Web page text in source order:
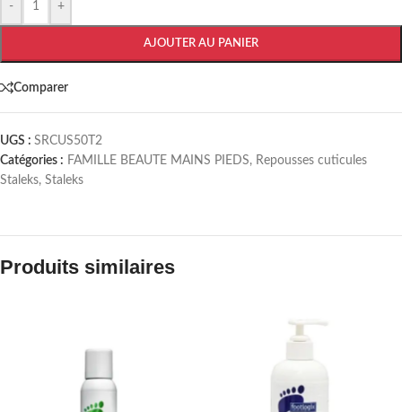
- +
AJOUTER AU PANIER
Comparer
UGS : SRCUS50T2
Catégories : FAMILLE BEAUTE MAINS PIEDS, Repousses cuticules
Staleks, Staleks
Produits similaires